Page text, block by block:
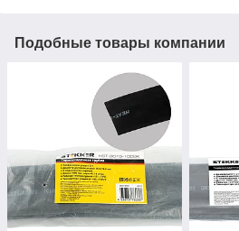
Подобные товары компании